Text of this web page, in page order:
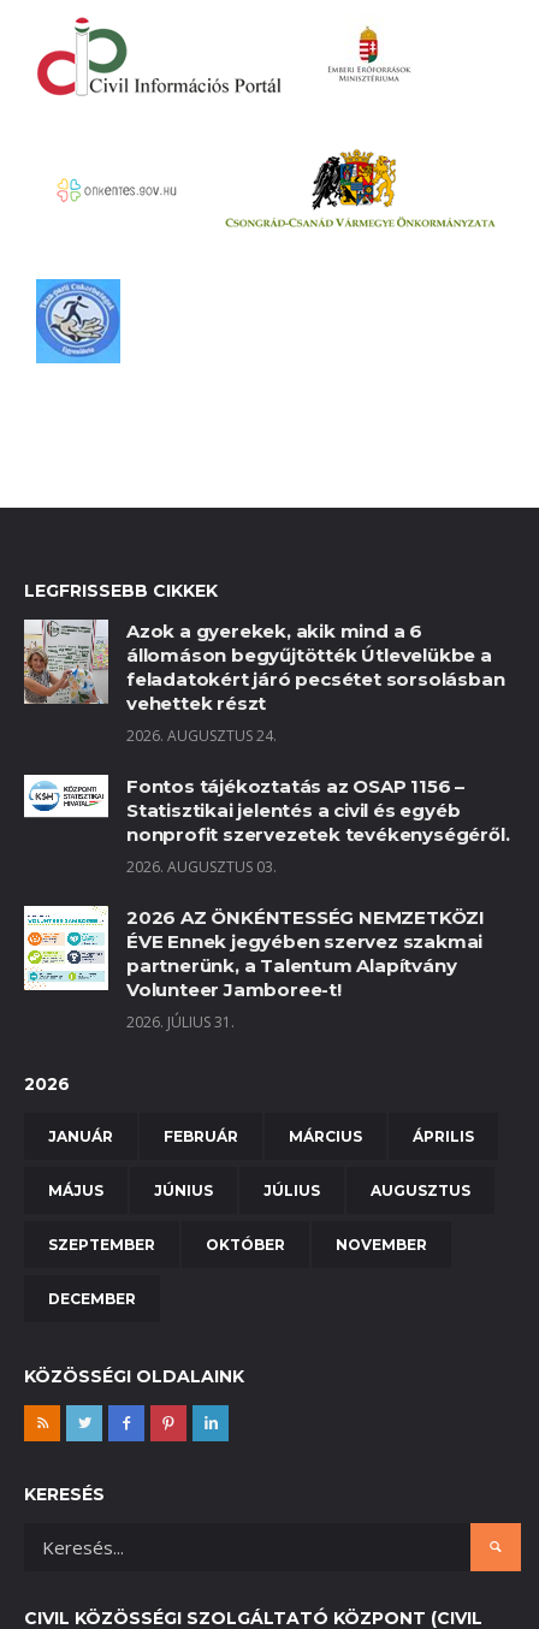
LEGFRISSEBB CIKKEK
Azok a gyerekek, akik mind a 6
állomáson begyűjtötték Útlevelükbe a
feladatokért járó pecsétet sorsolásban
vehettek részt
2026. AUGUSZTUS 24.
Fontos tájékoztatás az OSAP 1156 –
Statisztikai jelentés a civil és egyéb
nonprofit szervezetek tevékenységéről.
2026. AUGUSZTUS 03.
2026 AZ ÖNKÉNTESSÉG NEMZETKÖZI
ÉVE Ennek jegyében szervez szakmai
partnerünk, a Talentum Alapítvány
Volunteer Jamboree-t!
2026. JÚLIUS 31.
2026
JANUÁR FEBRUÁR MÁRCIUS ÁPRILIS
MÁJUS JÚNIUS JÚLIUS AUGUSZTUS
SZEPTEMBER OKTÓBER NOVEMBER
DECEMBER
KÖZÖSSÉGI OLDALAINK
KERESÉS
CIVIL KÖZÖSSÉGI SZOLGÁLTATÓ KÖZPONT (CIVIL